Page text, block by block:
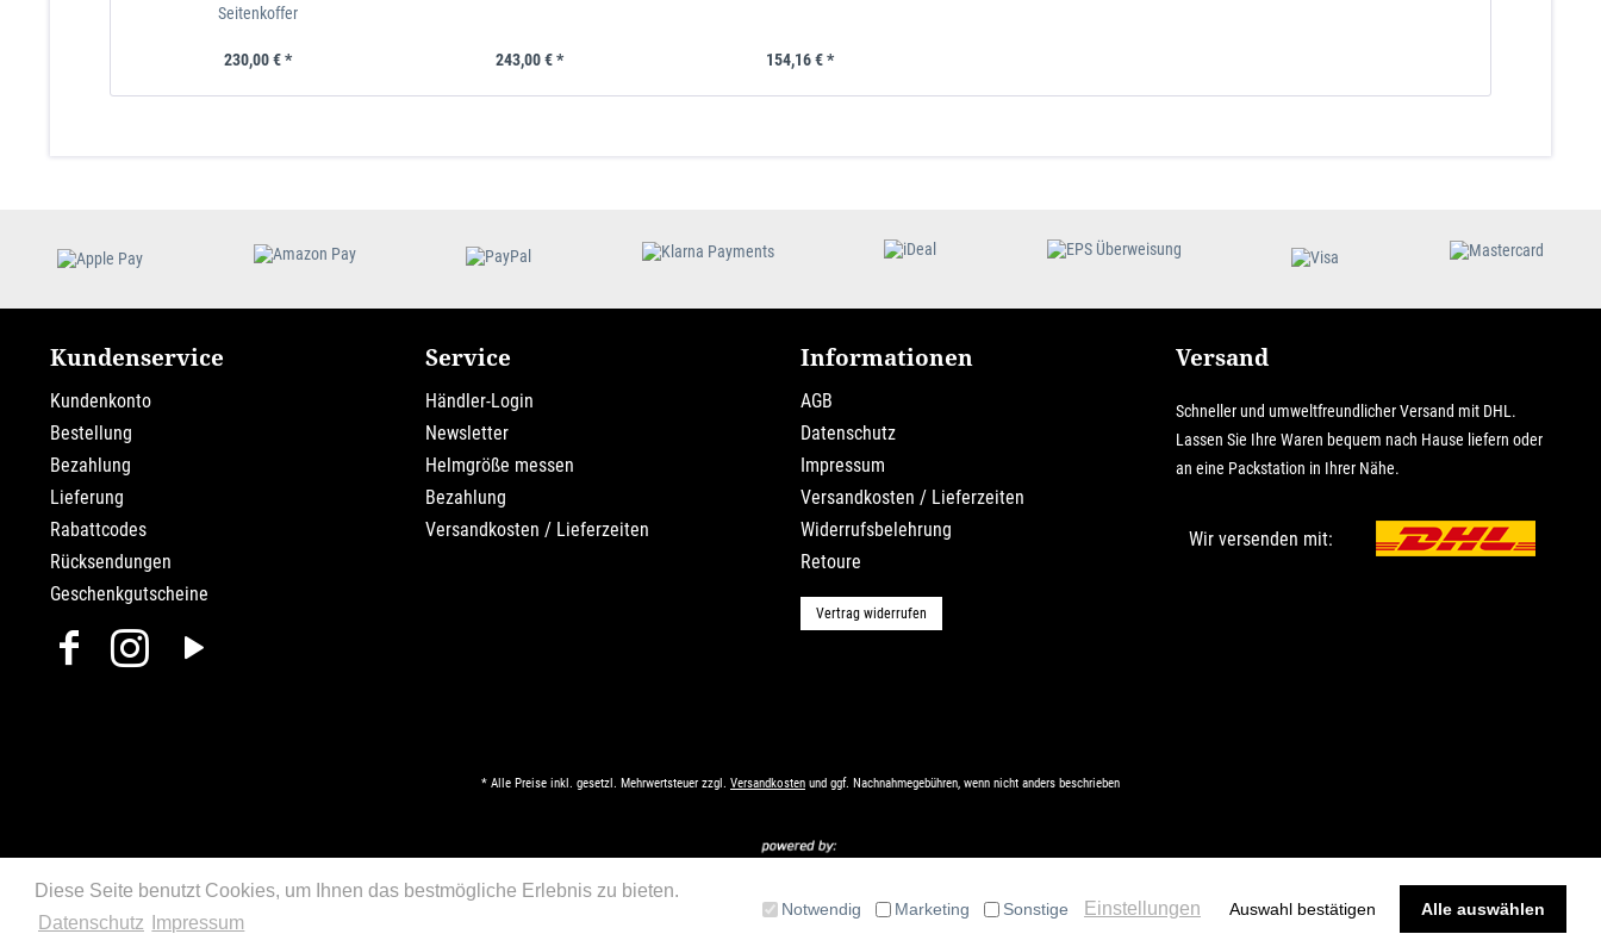
Diese Seite benutzt Cookies, um Ihnen das bestmögliche Erlebnis zu bieten.
Datenschutz
Impressum
Notwendig Marketing Sonstige Einstellungen Auswahl bestätigen Alle auswählen
Seitenkoffer
230,00 € * 243,00 € * 154,16 € *
Kundenservice
Kundenkonto
Bestellung
Bezahlung
Lieferung
Rabattcodes
Rücksendungen
Geschenkgutscheine
Service
Händler-Login
Newsletter
Helmgröße messen
Bezahlung
Versandkosten / Lieferzeiten
Informationen
AGB
Datenschutz
Impressum
Versandkosten / Lieferzeiten
Widerrufsbelehrung
Retoure
Vertrag widerrufen
Versand
Schneller und umweltfreundlicher Versand mit DHL.
Lassen Sie Ihre Waren bequem nach Hause liefern oder
an eine Packstation in Ihrer Nähe.
Wir versenden mit:
* Alle Preise inkl. gesetzl. Mehrwertsteuer zzgl. Versandkosten und ggf. Nachnahmegebühren, wenn nicht anders beschrieben